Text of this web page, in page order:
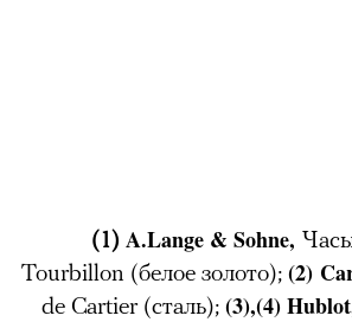
(1) A.Lange & Sohne,
Tourbillon (белое золото); (2)
de Cartier(сталь); (3),(4)